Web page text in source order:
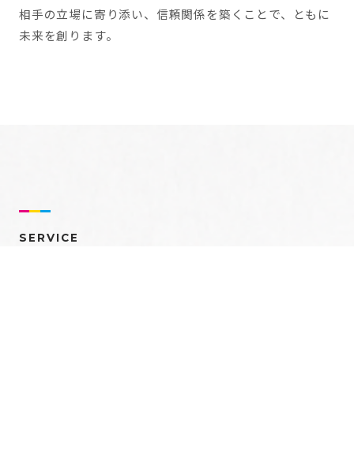
相手の立場に寄り添い、信頼関係を築くことで、ともに
未来を創ります。
SERVICE